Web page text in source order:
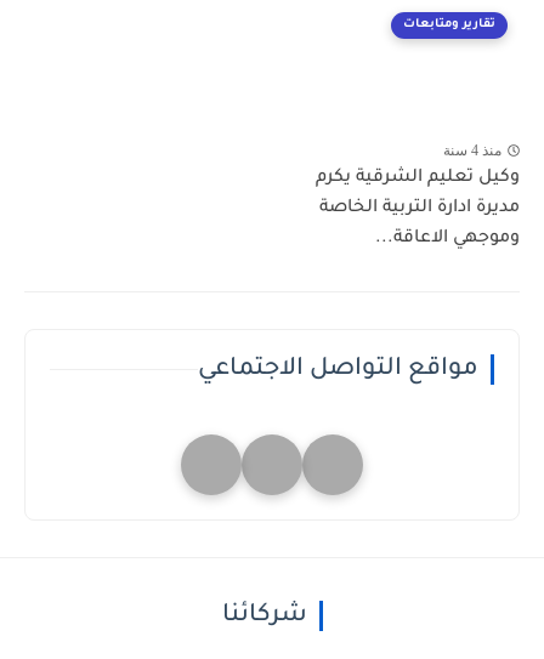
تقارير ومتابعات
منذ 4 سنة
وكيل تعليم الشرقية يكرم
مديرة ادارة التربية الخاصة
وموجهي الاعاقة...
مواقع التواصل الاجتماعي
شركائنا